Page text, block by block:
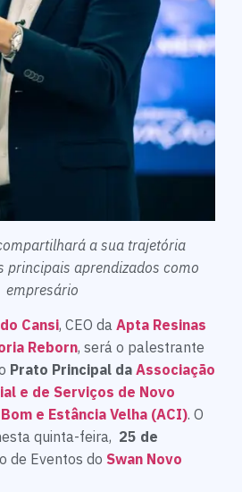
a sua trajetória
principais aprendizados como
empresário
Cansi, CEO da Apta Resinas
Reborn, será o palestrante
Prato Principal da Associação
e de Serviços de Novo
e Estância Velha (ACI). O
quinta-feira, 25 de
de Eventos do Swan Novo